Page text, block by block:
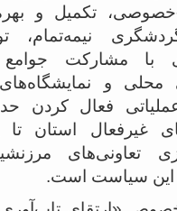
نیمه‌تمام،
با مشارکت جوامع
محلی و
غیرفعال استان
تعاونی‌های
این سیاست است.